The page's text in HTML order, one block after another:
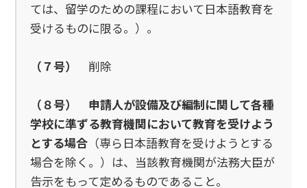
ては、留学のための課程において日本語教育を
受けるものに限る。）。
（７号） 削除
（８号）
申請人が設備及び編制に関して各種
学校に準ずる教育機関において教育を受けよう
とする場合 （専ら日本語教育を受けようとする
場合を除く。）は、当該教育機関が法務大臣が
告示をもって定めるものであること。